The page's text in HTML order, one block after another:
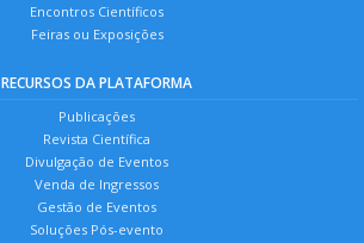
Encontros Científicos
Feiras ou Exposições
RECURSOS DA PLATAFORMA
Publicações
Revista Científica
Divulgação de Eventos
Venda de Ingressos
Gestão de Eventos
Soluções Pós-evento